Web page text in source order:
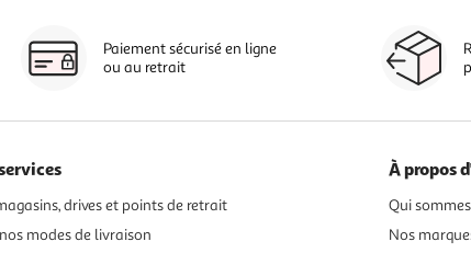
Paiement sécurisé en ligne
ou au retrait
drives et points de retrait
modes de livraison
À propos
Qui
Nos